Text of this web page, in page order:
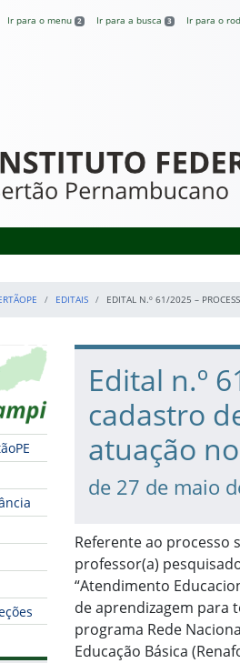
Ir para o menu 2 Ir para a busca 3 Ir para o
EDITAIS EDITAL N.º 61/2025 –
Início do conteúdo
Edital n.º
cadastro
atuação
de 27 de maio
Referente ao processo
professor(a)
“Atendimento
de aprendizagem para
programa Rede
Educação Básica